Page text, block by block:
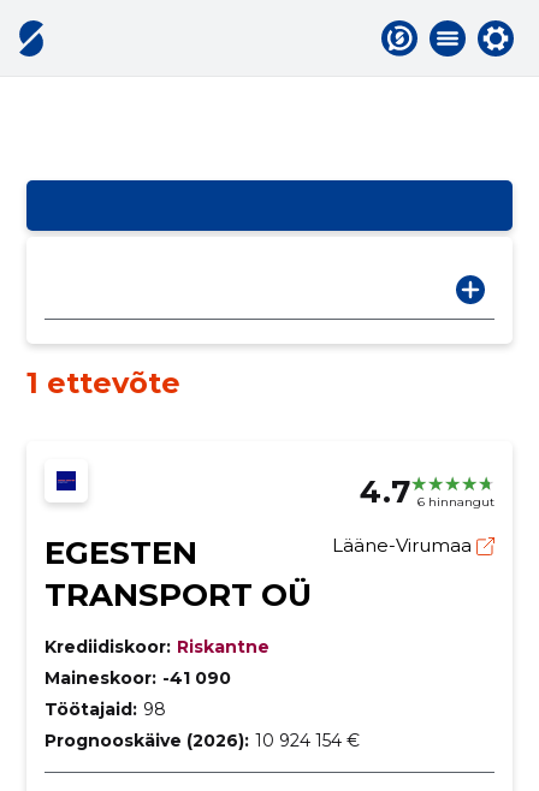
1 ettevõte
4.7 6 hinnangut
EGESTEN
TRANSPORT OÜ
Lääne-Virumaa
Krediidiskoor: Riskantne
Maineskoor: -41 090
Töötajaid: 98
Prognooskäive (2026): 10 924 154 €